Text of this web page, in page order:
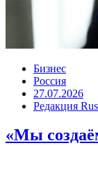
Бизнес
Россия
27.07.2026
Редакция
«Мы